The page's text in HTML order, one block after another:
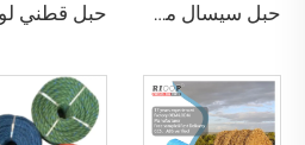
حبل سيسال مجدول